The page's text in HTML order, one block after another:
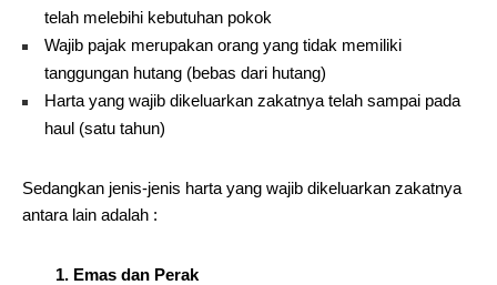
telah melebihi kebutuhan pokok
Wajib pajak merupakan orang yang tidak memiliki
tanggungan hutang (bebas dari hutang)
Harta yang wajib dikeluarkan zakatnya telah sampai pada
haul (satu tahun)
Sedangkan jenis-jenis harta yang wajib dikeluarkan zakatnya
antara lain adalah :
1. Emas dan Perak